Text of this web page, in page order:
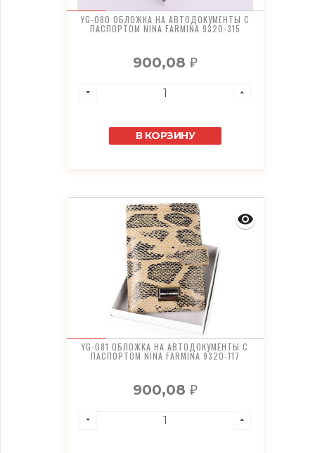
YG-080 ОБЛОЖКА НА АВТОДОКУМЕНТЫ С
ПАСПОРТОМ NINA FARMINA 9320-315
900,08 ₽
В КОРЗИНУ
YG-081 ОБЛОЖКА НА АВТОДОКУМЕНТЫ С
ПАСПОРТОМ NINA FARMINA 9320-117
900,08 ₽